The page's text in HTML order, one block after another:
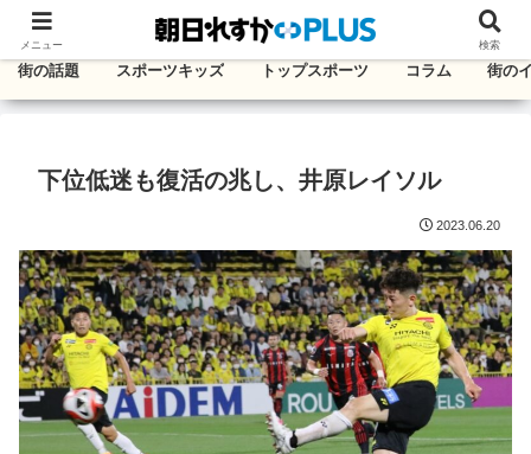
千葉・東葛エリアのタウン情報紙
街の話題 スポーツキッズ トップスポーツ コラム 街の
下位低迷も復活の兆し、井原レイソル
2023.06.20
メニュー 検索